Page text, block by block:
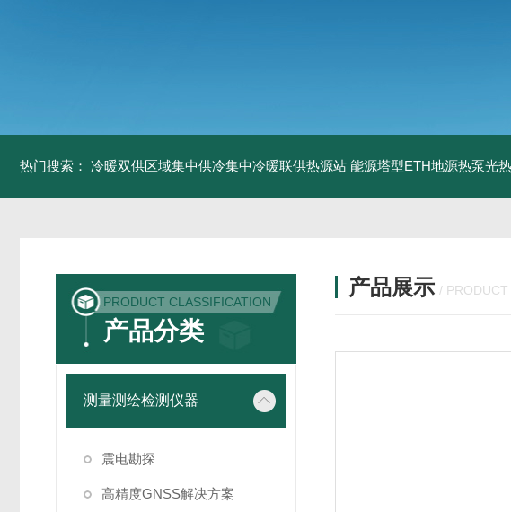
热门搜索： 冷暖双供区域集中供冷集中冷暖联供热源站 能源塔型ETH地源热泵光
PRODUCT CLASSIFICATION
产品分类
测量测绘检测仪器
震电勘探
高精度GNSS解决方案
产品展示 /